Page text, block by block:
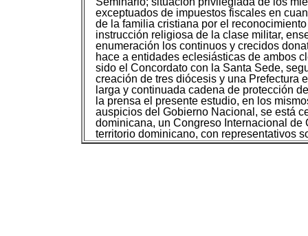
exceptuados de impuestos fiscales en
de la familia cristiana por el
instrucción religiosa de la clase militar,
enumeración los continuos y crecidos
hace a entidades eclesiásticas de ambos
sido el Concordato con la Santa Sede,
creación de tres diócesis y una Prefectura
larga y continuada cadena de protección
la prensa el presente estudio, en los
auspicios del Gobierno Nacional, se está
dominicana, un Congreso Internacional
territorio dominicano, con representativos